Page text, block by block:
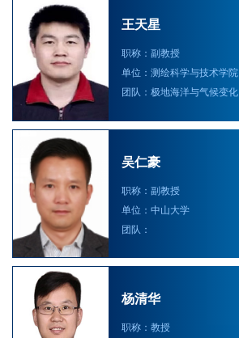
王天星
职称：副教授
单位：测绘科学与技术学院
团队：极地海洋与气候变化
吴仁豪
职称：副教授
单位：中山大学
团队：
杨清华
职称：教授